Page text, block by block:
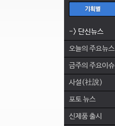
-> 단신뉴스
오늘의 주요뉴스
금주의 주요이슈
사설(社說)
포토 뉴스
신제품 출시